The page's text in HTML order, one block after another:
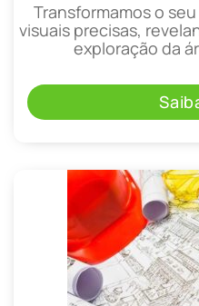
Transformamos o
visuais precisas,
exploração da